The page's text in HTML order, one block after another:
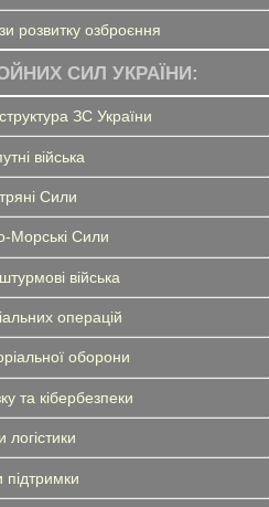
розвитку озброєння
СИЛ УКРАЇНИ:
ЗС України
війська
Сили
Морські Сили
війська
операцій
оборони
та кібербезпеки
логістики